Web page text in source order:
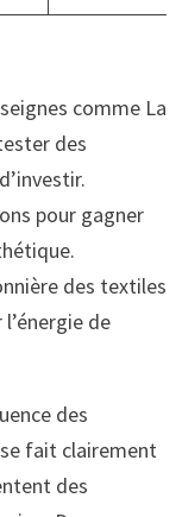
comme La
des
pour gagner
des textiles
de
des
fait clairement
des